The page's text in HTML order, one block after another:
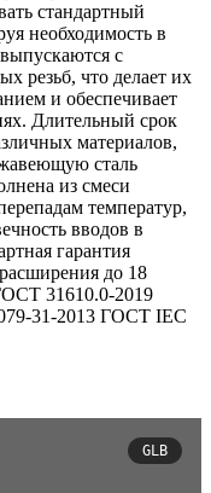
стандартный
необходимость в
с
резьб, что делает их
и обеспечивает
Длительный срок
материалов,
сталь
из смеси
температур,
вводов в
гарантия
до 18
31610.0-2019
31-2013 ГОСТ IEC
GLB